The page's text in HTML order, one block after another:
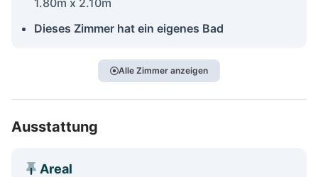
Dieses Zimmer hat ein eigenes Bad
Alle Zimmer anzeigen
Ausstattung
Areal